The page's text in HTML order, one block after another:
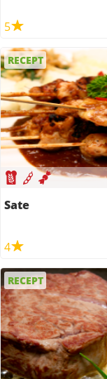
5
RECEPT
Sate
4
RECEPT